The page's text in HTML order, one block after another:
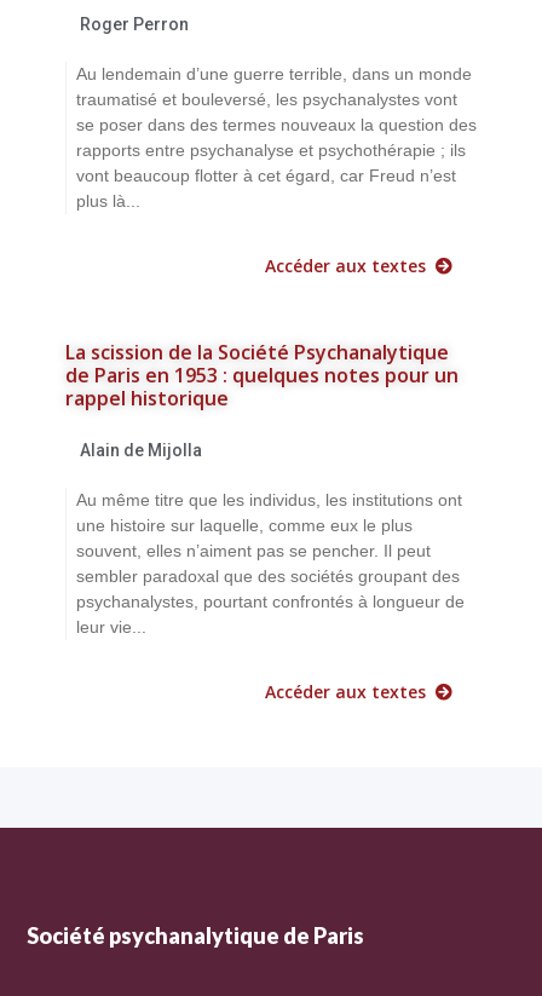
Roger Perron
Au lendemain d’une guerre terrible, dans un monde
traumatisé et bouleversé, les psychanalystes vont
se poser dans des termes nouveaux la question des
rapports entre psychanalyse et psychothérapie ; ils
vont beaucoup flotter à cet égard, car Freud n’est
plus là...
Accéder aux textes
La scission de la Société Psychanalytique
de Paris en 1953 : quelques notes pour un
rappel historique
Alain de Mijolla
Au même titre que les individus, les institutions ont
une histoire sur laquelle, comme eux le plus
souvent, elles n’aiment pas se pencher. Il peut
sembler paradoxal que des sociétés groupant des
psychanalystes, pourtant confrontés à longueur de
leur vie...
Accéder aux textes
Société psychanalytique de Paris